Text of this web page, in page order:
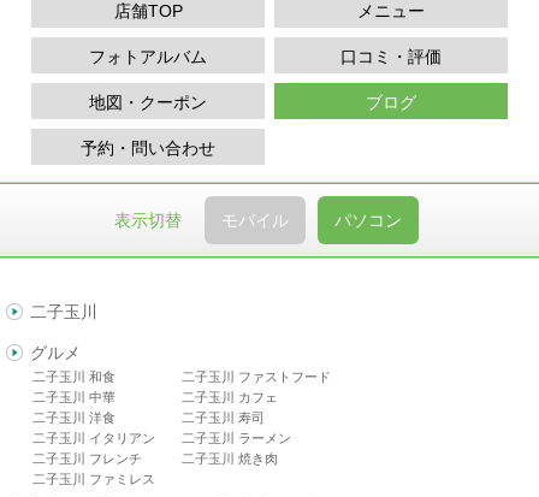
店舗TOP メニュー
フォトアルバム 口コミ・評価
地図・クーポン ブログ
予約・問い合わせ
表示切替 モバイル パソコン
二子玉川
グルメ
二子玉川 和食
二子玉川 中華
二子玉川 洋食
二子玉川 イタリアン
二子玉川 フレンチ
二子玉川 ファミレス
二子玉川 ファストフード
二子玉川 カフェ
二子玉川 寿司
二子玉川 ラーメン
二子玉川 焼き肉